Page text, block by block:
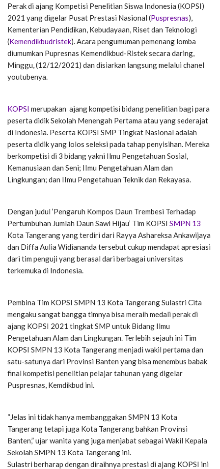
Perak di ajang Kompetisi Penelitian Siswa Indonesia (KOPSI)
2021 yang digelar Pusat Prestasi Nasional (Puspresnas),
Kementerian Pendidikan, Kebudayaan, Riset dan Teknologi
(Kemendikbudristek). Acara pengumuman pemenang lomba
diumumkan Pupresnas Kemendikbud-Ristek secara daring,
Minggu, (12/12/2021) dan disiarkan langsung melalui chanel
youtubenya.
KOPSI merupakan ajang kompetisi bidang penelitian bagi para
peserta didik Sekolah Menengah Pertama atau yang sederajat
di Indonesia. Peserta KOPSI SMP Tingkat Nasional adalah
peserta didik yang lolos seleksi pada tahap penyisihan. Mereka
berkompetisi di 3 bidang yakni Ilmu Pengetahuan Sosial,
Kemanusiaan dan Seni; IImu Pengetahuan Alam dan
Lingkungan; dan IImu Pengetahuan Teknik dan Rekayasa.
Dengan judul ‘Pengaruh Kompos Daun Trembesi Terhadap
Pertumbuhan Jumlah Daun Sawi Hijau’ Tim KOPSI SMPN 13
Kota Tangerang yang terdiri dari Rayya Ashareksa Ankawijaya
dan Diffa Aulia Widiananda tersebut cukup mendapat apresiasi
dari tim penguji yang berasal dari berbagai universitas
terkemuka di Indonesia.
Pembina Tim KOPSI SMPN 13 Kota Tangerang Sulastri Cita
mengaku sangat bangga timnya bisa meraih medali perak di
ajang KOPSI 2021 tingkat SMP untuk Bidang Ilmu
Pengetahuan Alam dan Lingkungan. Terlebih sejauh ini Tim
KOPSI SMPN 13 Kota Tangerang menjadi wakil pertama dan
satu-satunya dari Provinsi Banten yang bisa menembus babak
final kompetisi penelitian pelajar tahunan yang digelar
Puspresnas, Kemdikbud ini.
“Jelas ini tidak hanya membanggakan SMPN 13 Kota
Tangerang tetapi juga Kota Tangerang bahkan Provinsi
Banten,” ujar wanita yang juga menjabat sebagai Wakil Kepala
Sekolah SMPN 13 Kota Tangerang ini.
Sulastri berharap dengan diraihnya prestasi di ajang KOPSI ini